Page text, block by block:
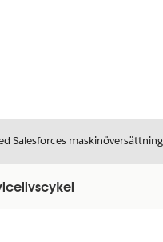
Salesforces